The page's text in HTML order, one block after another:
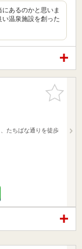
あるのかと思いま
い温泉施設を創った
お気に入
りに追加
たちばな通りを徒歩